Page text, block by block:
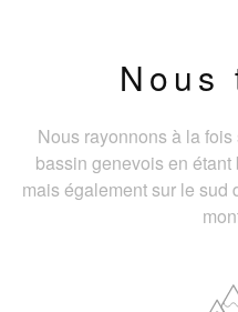
Nous
Nous rayonnons à la
bassin genevois en
mais également sur le sud